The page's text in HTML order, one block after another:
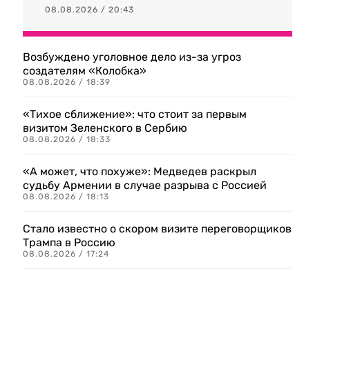
08.08.2026 / 20:43
Возбуждено уголовное дело из-за угроз
создателям «Колобка»
08.08.2026 / 18:39
«Тихое сближение»: что стоит за первым
визитом Зеленского в Сербию
08.08.2026 / 18:33
«А может, что похуже»: Медведев раскрыл
судьбу Армении в случае разрыва с Россией
08.08.2026 / 18:13
Стало известно о скором визите переговорщиков
Трампа в Россию
08.08.2026 / 17:24